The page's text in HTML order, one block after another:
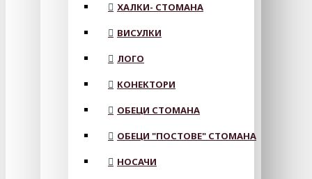
ХАЛКИ- СТОМАНА
ВИСУЛКИ
ЛОГО
КОНЕКТОРИ
ОБЕЦИ СТОМАНА
ОБЕЦИ "ПОСТОВЕ" СТОМАНА
НОСАЧИ